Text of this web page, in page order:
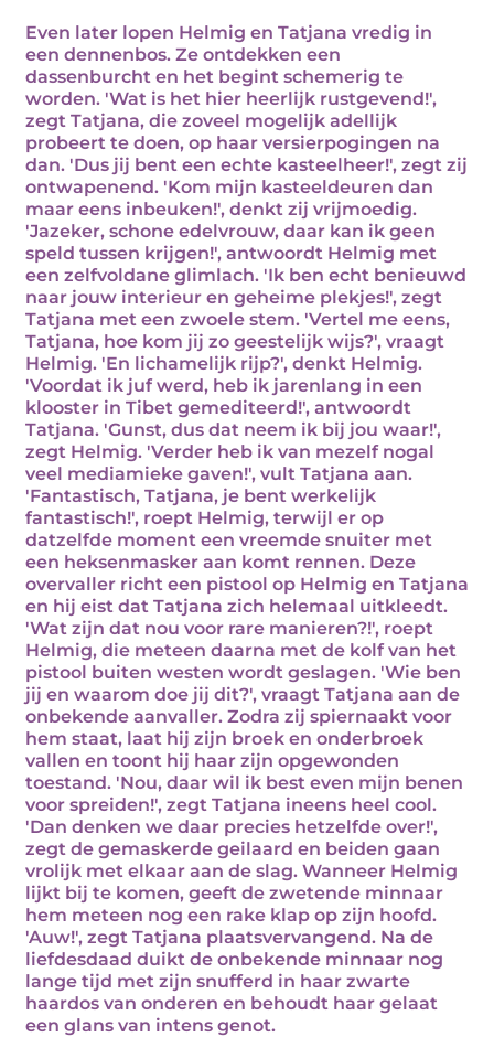
Even later lopen Helmig en Tatjana vredig in
een dennenbos. Ze ontdekken een
dassenburcht en het begint schemerig te
worden. 'Wat is het hier heerlijk rustgevend!',
zegt Tatjana, die zoveel mogelijk adellijk
probeert te doen, op haar versierpogingen na
dan. 'Dus jij bent een echte kasteelheer!', zegt zij
ontwapenend. 'Kom mijn kasteeldeuren dan
maar eens inbeuken!', denkt zij vrijmoedig.
'Jazeker, schone edelvrouw, daar kan ik geen
speld tussen krijgen!', antwoordt Helmig met
een zelfvoldane glimlach. 'Ik ben echt benieuwd
naar jouw interieur en geheime plekjes!', zegt
Tatjana met een zwoele stem. 'Vertel me eens,
Tatjana, hoe kom jij zo geestelijk wijs?', vraagt
Helmig. 'En lichamelijk rijp?', denkt Helmig.
'Voordat ik juf werd, heb ik jarenlang in een
klooster in Tibet gemediteerd!', antwoordt
Tatjana. 'Gunst, dus dat neem ik bij jou waar!',
zegt Helmig. 'Verder heb ik van mezelf nogal
veel mediamieke gaven!', vult Tatjana aan.
'Fantastisch, Tatjana, je bent werkelijk
fantastisch!', roept Helmig, terwijl er op
datzelfde moment een vreemde snuiter met
een heksenmasker aan komt rennen. Deze
overvaller richt een pistool op Helmig en Tatjana
en hij eist dat Tatjana zich helemaal uitkleedt.
'Wat zijn dat nou voor rare manieren?!', roept
Helmig, die meteen daarna met de kolf van het
pistool buiten westen wordt geslagen. 'Wie ben
jij en waarom doe jij dit?', vraagt Tatjana aan de
onbekende aanvaller. Zodra zij spiernaakt voor
hem staat, laat hij zijn broek en onderbroek
vallen en toont hij haar zijn opgewonden
toestand. 'Nou, daar wil ik best even mijn benen
voor spreiden!', zegt Tatjana ineens heel cool.
'Dan denken we daar precies hetzelfde over!',
zegt de gemaskerde geilaard en beiden gaan
vrolijk met elkaar aan de slag. Wanneer Helmig
lijkt bij te komen, geeft de zwetende minnaar
hem meteen nog een rake klap op zijn hoofd.
'Auw!', zegt Tatjana plaatsvervangend. Na de
liefdesdaad duikt de onbekende minnaar nog
lange tijd met zijn snufferd in haar zwarte
haardos van onderen en behoudt haar gelaat
een glans van intens genot.